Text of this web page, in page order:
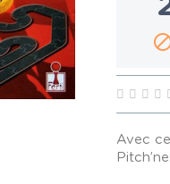
Avec